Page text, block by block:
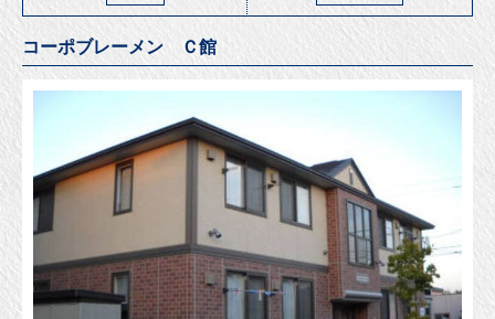
コーポブレーメン Ｃ館